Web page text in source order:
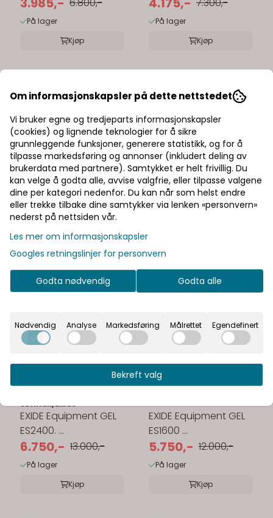
6.800,-
På lager
Kjøp
7.300,-
På lager
Kjøp
-48%
Karakter: 5.0 av 5 mulige
Sønnak/Exide
EXIDE Equipment GEL
ES2400. ...
6.750,- 13.000,-
På lager
Kjøp
Karakter: 5.0 av 5
EXIDE Equipment GEL
ES1600 ...
5.750,- 12.000,-
På lager
Kjøp
Om informasjonskapsler på dette nettstedet
Vi bruker egne og tredjeparts informasjonskapsler
(cookies) og lignende teknologier for å sikre
grunnleggende funksjoner, generere statistikk, og for å
tilpasse markedsføring og annonser (inkludert deling av
brukerdata med partnere). Samtykket er helt frivillig. Du
kan velge å godta alle, avvise valgfrie, eller tilpasse valgene
dine per kategori nedenfor. Du kan når som helst endre
eller trekke tilbake dine samtykker via lenken «personvern»
nederst på nettsiden vår.
Les mer om informasjonskapsler
Googles retningslinjer for personvern
Godta nødvendig Godta alle
Nødvendig Analyse Markedsføring Målrettet Egendefinert
Bekreft valg